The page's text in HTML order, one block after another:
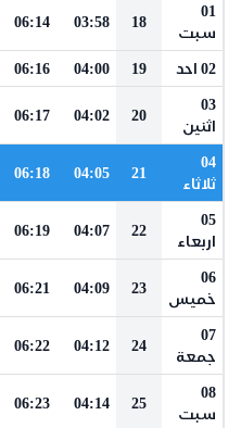
01
سبت
18
03:58
06:14
02 احد 19
04:00
06:16
03
اثنين
20
04:02
06:17
04
ثلاثاء
21
04:05
06:18
05
اربعاء
22
04:07
06:19
06
خميس
23
04:09
06:21
07
جمعة
24
04:12
06:22
08
سبت
25
04:14
06:23